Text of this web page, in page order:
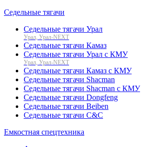
Седельные тягачи
Седельные тягачи Урал
Урал, Урал-NEXT
Седельные тягачи Камаз
Седельные тягачи Урал с КМУ
Урал, Урал-NEXT
Седельные тягачи Камаз с КМУ
Седельные тягачи Shacman
Седельные тягачи Shacman с КМУ
Седельные тягачи Dongfeng
Седельные тягачи Beiben
Седельные тягачи C&C
Емкостная спецтехника